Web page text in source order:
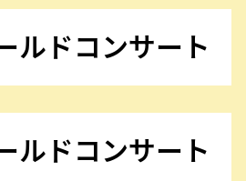
ルドコンサート
ルドコンサート